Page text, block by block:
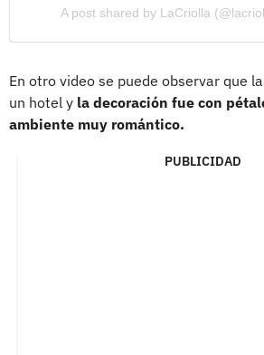
A post shared by LaCriolla
En otro video se puede observar que
un hotel y la decoración fue con
ambiente muy romántico.
PUBLICIDAD